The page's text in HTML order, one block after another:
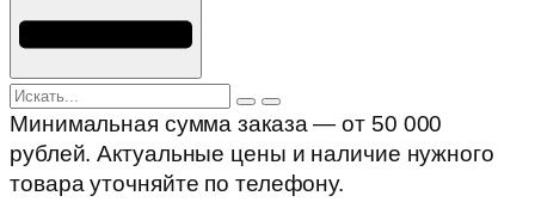
Минимальная сумма заказа — от 50 000
рублей. Актуальные цены и наличие нужного
товара уточняйте по телефону.